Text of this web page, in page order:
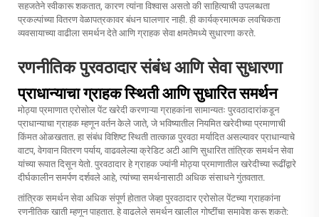
सहजतेने स्वीकारू शकतात, कारण त्यांना विश्वास असतो की साहित्याची उपलब्धता
प्रकल्पांच्या वितरण वेळापत्रकावर बंधन घालणार नाही. ही कार्यक्रमात्मक लवचिकता
व्यवसायाच्या वाढीला समर्थन देते आणि ग्राहक सेवा क्षमतेमध्ये सुधारणा करते.
रणनीतिक पुरवठादार संबंध आणि सेवा सुधारणा
प्राधान्याचा ग्राहक स्थिती आणि सुधारित समर्थन
मोठ्या प्रमाणात एरोसोल पेंट खरेदी करणाऱ्या ग्राहकांना सामान्यतः पुरवठादारांकडून
प्राधान्याचा ग्राहक म्हणून वर्तन केले जाते, जे भविष्यातील नियमित खरेदीच्या प्रमाणाची
किंमत ओळखतात. हा संबंध विशिष्ट स्थिती तात्काळ पुरवठा मर्यादित असल्यावर प्राधान्याचे
वाटप, वेगवान वितरण पर्याय, वाढवलेल्या क्रेडिट अटी आणि सुधारित तांत्रिक समर्थन सेवा
यांच्या रूपात दिसून येतो. पुरवठादार हे ग्राहक ज्यांनी मोठ्या प्रमाणातील खरेदीच्या रूढींद्वारे
दीर्घकालीन समर्पण दर्शवले आहे, त्यांच्या समर्थनासाठी अधिक संसाधने गुंतवतात.
तांत्रिक समर्थन सेवा अधिक संपूर्ण होतात जेव्हा पुरवठादार एरोसोल पेंटच्या ग्राहकांना
रणनीतिक खाती म्हणून पाहतात. हे वाढलेले समर्थन खालील गोष्टींचा समावेश करू शकते: